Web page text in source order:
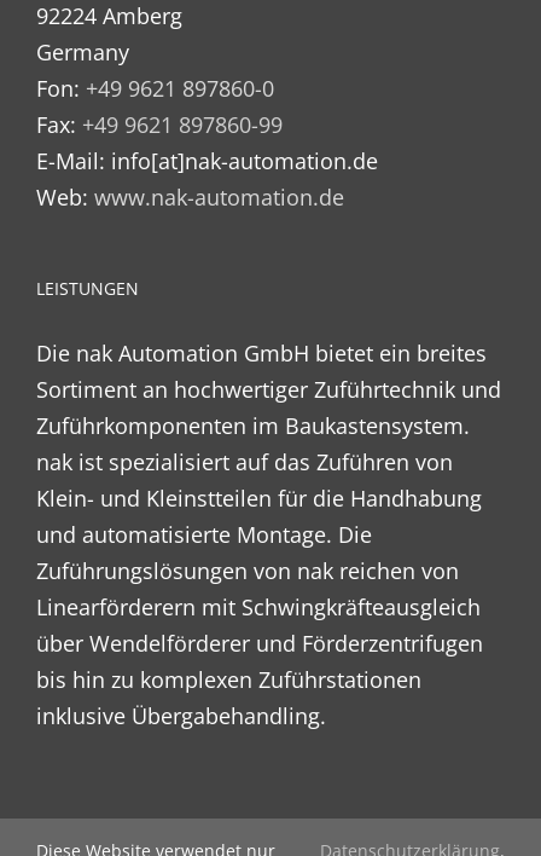
92224 Amberg
Germany
Fon: +49 9621 897860-0
Fax: +49 9621 897860-99
E-Mail: info[at]nak-automation.de
Web: www.nak-automation.de
LEISTUNGEN
Die nak Automation GmbH bietet ein breites
Sortiment an hochwertiger Zuführtechnik und
Zuführkomponenten im Baukasten­system.
nak ist spezialisiert auf das Zuführen von
Klein- und Kleinstteilen für die Hand­habung
und automatisierte Montage. Die
Zuführungslösungen von nak reichen von
Linearförderern mit Schwing­kräfte­ausgleich
über Wendel­förderer und Förder­zentrifugen
bis hin zu komplexen Zuführ­stationen
inklusive Übergabe­handling.
Diese Website verwendet nur Datenschutzerklärung.